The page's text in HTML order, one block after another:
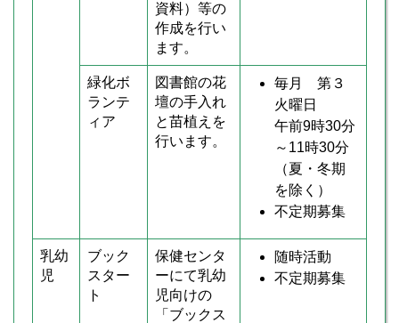
資料）等の
作成を行い
ます。
緑化ボ
ランテ
ィア
図書館の花
壇の手入れ
と苗植えを
行います。
毎月 第３
火曜日
午前9時30分
～11時30分
（夏・冬期
を除く）
不定期募集
乳幼
児
ブック
スター
ト
保健センタ
ーにて乳幼
児向けの
「ブックス
随時活動
不定期募集